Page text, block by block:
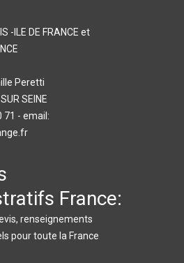
-ILE DE FRANCE et
Peretti
SEINE
71 - email:
France:
renseignements
pour toute la France